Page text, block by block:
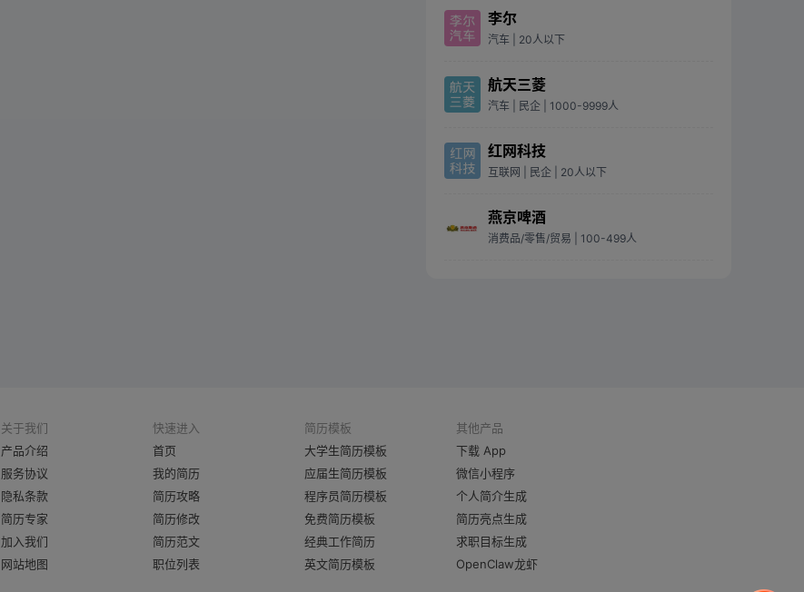
李尔
汽车 | 20人以下
航天三菱
汽车 | 民企 | 1000-9999人
红网科技
互联网 | 民企 | 20人以下
燕京啤酒
消费品/零售/贸易 | 100-499人
关于我们
产品介绍
服务协议
隐私条款
简历专家
加入我们
网站地图
快速进入
首页
我的简历
简历攻略
简历修改
简历范文
职位列表
简历模板
大学生简历模板
应届生简历模板
程序员简历模板
免费简历模板
经典工作简历
英文简历模板
其他产品
下载 App
微信小程序
个人简介生成
简历亮点生成
求职目标生成
OpenClaw龙虾